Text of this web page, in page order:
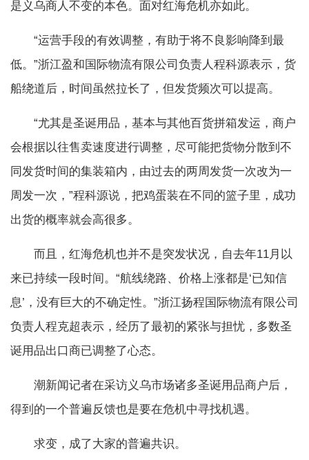
是义乌商人不变的本色。面对红海危机亦如此。
“运营手段的有效调整，有助于将不良影响降到最
低。”浙江盈和国际物流有限公司负责人程科源表示，货
船绕道后，时间虽然拉长了，但发货频次可以提高。
“尤其是圣诞用品，基本与其他百货拼箱发运，商户
会根据以往售卖速度进行调整，尽可能把货物分散到不
同发货时间的集装箱内，由过去的两周发货一次改为一
周发一次，”程科源说，把鸡蛋装在不同的篮子里，成功
出货的概率就会高很多。
而且，红海危机也并不是突发状况，自去年11月以
来已持续一段时间。“航线绕路、价格上涨都是‘已知信
息’，没有巨大的不确定性。”浙江扬程国际物流有限公司
负责人程克超表示，经历了最初的紧张与担忧，多数圣
诞用品出口商已调整了心态。
潮新闻记者在采访义乌市场诸多圣诞用品商户后，
得到的一个普遍反馈也是要在危机中寻找机遇。
求变，成了大家的普遍共识。